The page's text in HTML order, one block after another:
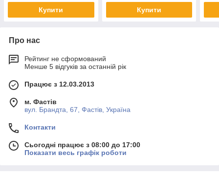
Купити Купити
Про нас
Рейтинг не сформований
Менше 5 відгуків за останній рік
Працює з 12.03.2013
м. Фастів
вул. Брандта, 67, Фастів, Україна
Контакти
Сьогодні працює з 08:00 до 17:00
Показати весь графік роботи